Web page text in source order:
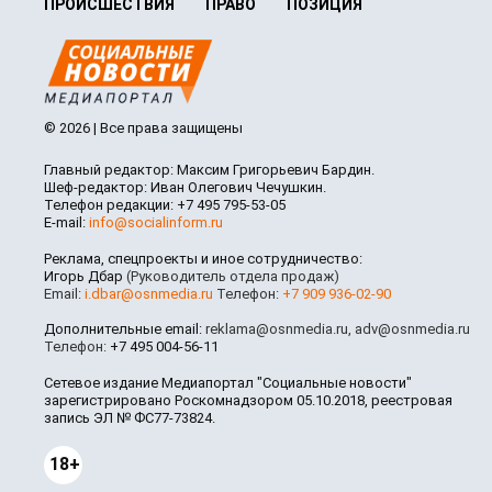
ПРОИСШЕСТВИЯ ПРАВО ПОЗИЦИЯ
© 2026 | Все права защищены
Главный редактор: Максим Григорьевич Бардин.
Шеф-редактор: Иван Олегович Чечушкин.
Телефон редакции: +7 495 795-53-05
E-mail: info@socialinform.ru
Реклама, спецпроекты и иное сотрудничество:
Игорь Дбар (Руководитель отдела продаж)
Email: i.dbar@osnmedia.ru Телефон: +7 909 936-02-90
Дополнительные email: reklama@osnmedia.ru, adv@osnmedia.ru
Телефон: +7 495 004-56-11
Сетевое издание Медиапортал "Социальные новости"
зарегистрировано Роскомнадзором 05.10.2018, реестровая
запись ЭЛ № ФС77-73824.
18+